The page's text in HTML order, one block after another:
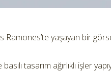
Ramones’te yaşayan bir
tasarım ağırlıklı işler